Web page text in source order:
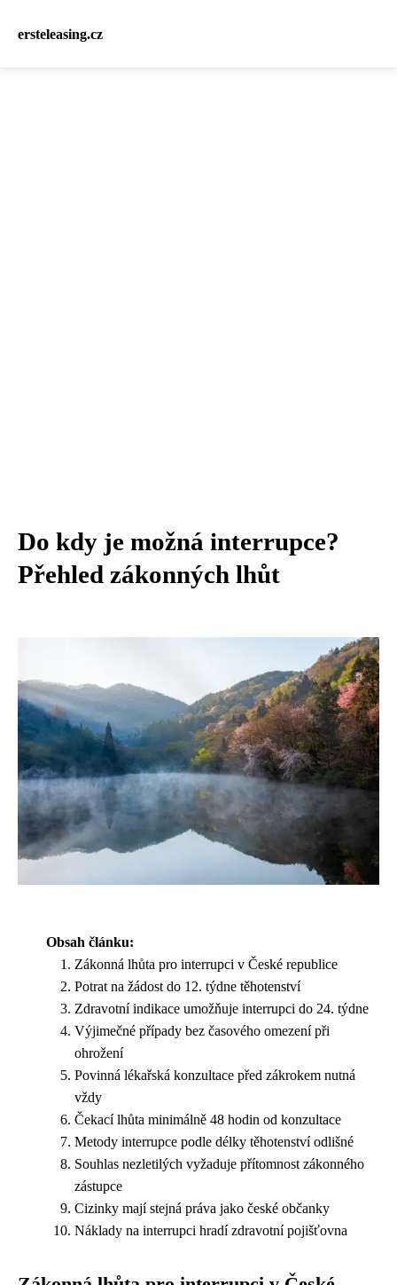
ersteleasing.cz
Do kdy je možná interrupce?
Přehled zákonných lhůt
Obsah článku:
Zákonná lhůta pro interrupci v České republice
Potrat na žádost do 12. týdne těhotenství
Zdravotní indikace umožňuje interrupci do 24. týdne
Výjimečné případy bez časového omezení při
ohrožení
Povinná lékařská konzultace před zákrokem nutná
vždy
Čekací lhůta minimálně 48 hodin od konzultace
Metody interrupce podle délky těhotenství odlišné
Souhlas nezletilých vyžaduje přítomnost zákonného
zástupce
Cizinky mají stejná práva jako české občanky
Náklady na interrupci hradí zdravotní pojišťovna